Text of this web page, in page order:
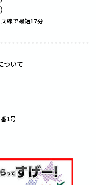
線で最短17分
ついて
1号